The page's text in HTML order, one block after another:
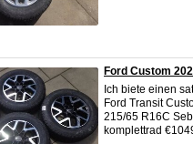
Ford Custom
Ich biete einen
Ford Transit
215/65 R16C
komplettrad